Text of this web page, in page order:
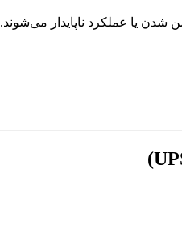
یا عملکرد ناپایدار می‌شوند.